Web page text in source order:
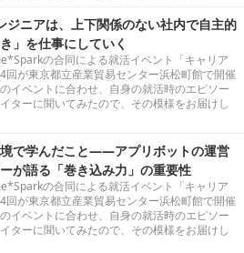
ニアは、上下関係のない社内で自主的
」を仕事にしていく
の合同による就活イベント「キャリア
回が東京都立産業貿易センター浜松町館で開催
イベントに合わせ、自身の就活時のエピソー
ターに聞いてみたので、その模様をお届けし
で学んだこと――アプリボットの運営
が語る「巻き込み力」の重要性
の合同による就活イベント「キャリア
回が東京都立産業貿易センター浜松町館で開催
イベントに合わせ、自身の就活時のエピソー
ターに聞いてみたので、その模様をお届けし